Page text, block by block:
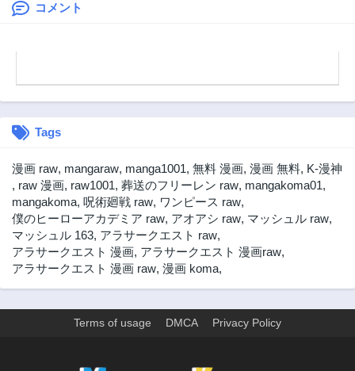
コメント
Tags
漫画 raw, mangaraw, manga1001, 無料 漫画, 漫画 無料, K-漫神
, raw 漫画, raw1001, 葬送のフリーレン raw, mangakoma01,
mangakoma, 呪術廻戦 raw, ワンピース raw,
僕のヒーローアカデミア raw, アオアシ raw, マッシュル raw,
マッシュル 163, アラサークエスト raw,
アラサークエスト 漫画, アラサークエスト 漫画raw,
アラサークエスト 漫画 raw, 漫画 koma,
Terms of usage DMCA Privacy Policy